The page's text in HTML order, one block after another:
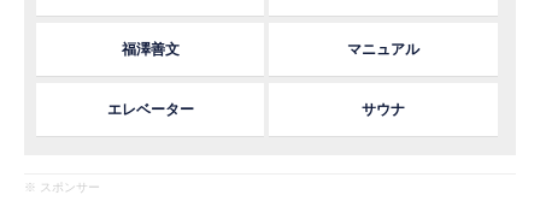
福澤善文 マニュアル
エレベーター サウナ
※ スポンサー